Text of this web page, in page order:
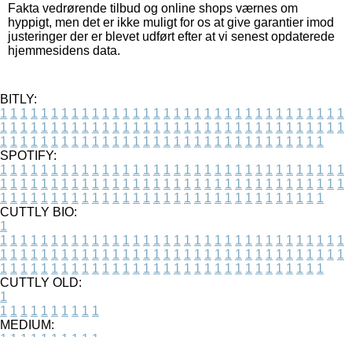
Fakta vedrørende tilbud og online shops værnes om
hyppigt, men det er ikke muligt for os at give garantier imod
justeringer der er blevet udført efter at vi senest opdaterede
hjemmesidens data.
BITLY:
1 1 1 1 1 1 1 1 1 1 1 1 1 1 1 1 1 1 1 1 1 1 1 1 1 1 1 1 1 1 1 1 1 1
1 1 1 1 1 1 1 1 1 1 1 1 1 1 1 1 1 1 1 1 1 1 1 1 1 1 1 1 1 1 1 1 1 1
1 1 1 1 1 1 1 1 1 1 1 1 1 1 1 1 1 1 1 1 1 1 1 1 1 1 1 1 1 1 1 1
SPOTIFY:
1 1 1 1 1 1 1 1 1 1 1 1 1 1 1 1 1 1 1 1 1 1 1 1 1 1 1 1 1 1 1 1 1 1
1 1 1 1 1 1 1 1 1 1 1 1 1 1 1 1 1 1 1 1 1 1 1 1 1 1 1 1 1 1 1 1 1 1
1 1 1 1 1 1 1 1 1 1 1 1 1 1 1 1 1 1 1 1 1 1 1 1 1 1 1 1 1 1 1 1
CUTTLY BIO:
1
1 1 1 1 1 1 1 1 1 1 1 1 1 1 1 1 1 1 1 1 1 1 1 1 1 1 1 1 1 1 1 1 1 1
1 1 1 1 1 1 1 1 1 1 1 1 1 1 1 1 1 1 1 1 1 1 1 1 1 1 1 1 1 1 1 1 1 1
1 1 1 1 1 1 1 1 1 1 1 1 1 1 1 1 1 1 1 1 1 1 1 1 1 1 1 1 1 1 1 1
CUTTLY OLD:
1
1 1 1 1 1 1 1 1 1 1
MEDIUM: